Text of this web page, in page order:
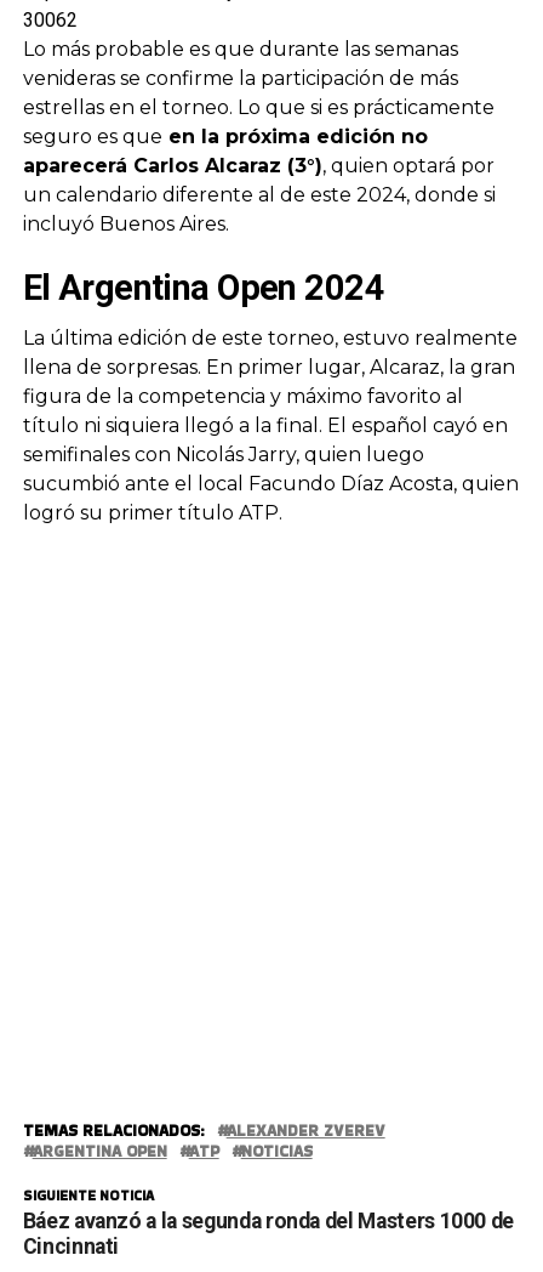
30062
Lo más probable es que durante las semanas
venideras se confirme la participación de más
estrellas en el torneo. Lo que si es prácticamente
seguro es que en la próxima edición no
aparecerá Carlos Alcaraz (3°), quien optará por
un calendario diferente al de este 2024, donde si
incluyó Buenos Aires.
El Argentina Open 2024
La última edición de este torneo, estuvo realmente
llena de sorpresas. En primer lugar, Alcaraz, la gran
figura de la competencia y máximo favorito al
título ni siquiera llegó a la final. El español cayó en
semifinales con Nicolás Jarry, quien luego
sucumbió ante el local Facundo Díaz Acosta, quien
logró su primer título ATP.
TEMAS RELACIONADOS:
ALEXANDER ZVEREV
ARGENTINA OPEN
ATP NOTICIAS
SIGUIENTE NOTICIA
Báez avanzó a la segunda ronda del Masters 1000 de
Cincinnati